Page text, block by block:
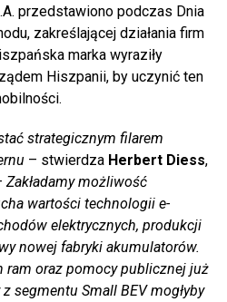
przedstawiono podczas Dnia
zakreślającej działania firm
marka wyraziły
Hiszpanii, by uczynić ten
strategicznym filarem
– stwierdza Herbert Diess,
Zakładamy możliwość
wartości technologii e-
elektrycznych, produkcji
nowej fabryki akumulatorów.
ram oraz pomocy publicznej już
segmentu Small BEV mogłyby